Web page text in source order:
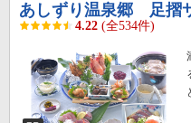
あしずり温泉郷 足摺
4.22 (全534件)